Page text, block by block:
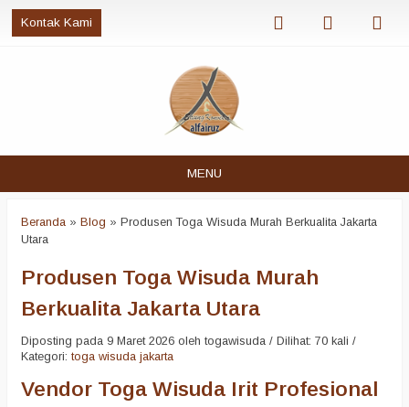
Kontak Kami
MENU
Beranda » Blog » Produsen Toga Wisuda Murah Berkualita Jakarta
Utara
Produsen Toga Wisuda Murah
Berkualita Jakarta Utara
Diposting pada 9 Maret 2026 oleh togawisuda / Dilihat: 70 kali /
Kategori: toga wisuda jakarta
Vendor Toga Wisuda Irit Profesional